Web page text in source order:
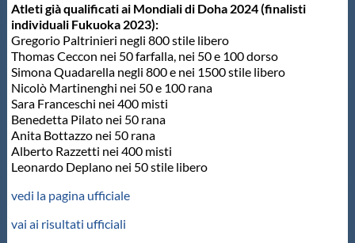
Atleti già qualificati ai Mondiali di Doha 2024 (finalisti
individuali Fukuoka 2023):
Gregorio Paltrinieri negli 800 stile libero
Thomas Ceccon nei 50 farfalla, nei 50 e 100 dorso
Simona Quadarella negli 800 e nei 1500 stile libero
Nicolò Martinenghi nei 50 e 100 rana
Sara Franceschi nei 400 misti
Benedetta Pilato nei 50 rana
Anita Bottazzo nei 50 rana
Alberto Razzetti nei 400 misti
Leonardo Deplano nei 50 stile libero
vedi la pagina ufficiale
vai ai risultati ufficiali